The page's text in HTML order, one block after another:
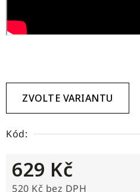
ZVOLTE VARIANTU
Kód:
629 Kč
520 Kč bez DPH